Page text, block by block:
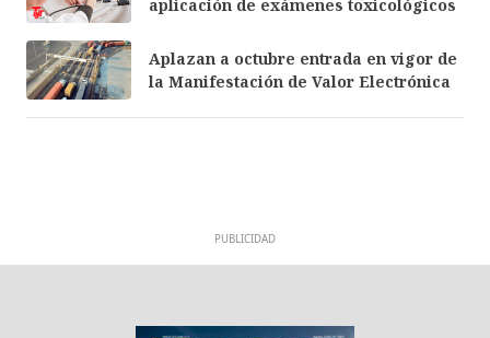
aplicación de exámenes toxicológicos
Aplazan a octubre entrada en vigor de
la Manifestación de Valor Electrónica
PUBLICIDAD